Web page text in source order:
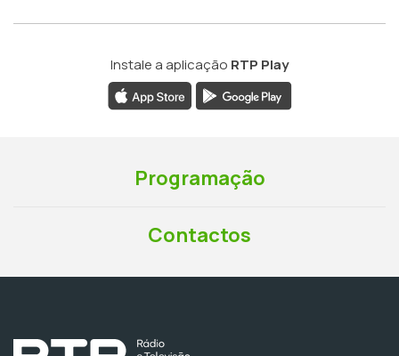
Instale a aplicação RTP Play
Programação
Contactos